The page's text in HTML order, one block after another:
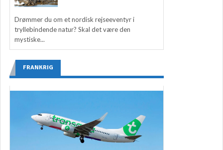
Drømmer du om et nordisk rejseeventyr i
tryllebindende natur? Skal det være den
mystiske...
FRANKRIG